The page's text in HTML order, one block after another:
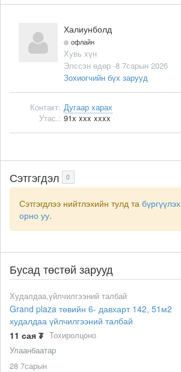
Халиунболд
офлайн
Хувь хүн
Элссэн өдөр -8 7сарын 2026
Зохиогчийн бүх зарууд
Контакт: Дугаар харах
Утас.: 91x xxx xxxx
Сэтгэгдэл 0
Сэтгэгдлээ нийтлэхийн тулд та бүргүүлэх
орно уу.
Бусад төстөй зарууд
Худалдаа,үйлчилгээний талбай
Grand plaza төвийн 6- давхарт 142, 51м2
худалдаа үйлчилгээний талбай
11 сая ₮ Тохиролцоно
Улаанбаатар
28 7сарын